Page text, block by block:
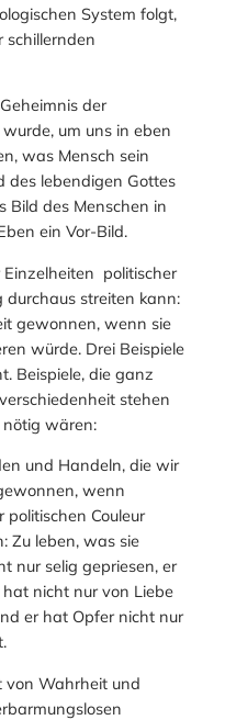
System folgt,
schillernden
der
um uns in eben
was Mensch sein
des lebendigen Gottes
Bild des Menschen in
ein Vor-Bild.
politischer
durchaus streiten kann:
gewonnen, wenn sie
würde. Drei Beispiele
Beispiele, die ganz
stehen
nötig wären:
und Handeln, die wir
wenn
politischen Couleur
Zu leben, was sie
nur selig gepriesen, er
nicht nur von Liebe
er hat Opfer nicht nur
von Wahrheit und